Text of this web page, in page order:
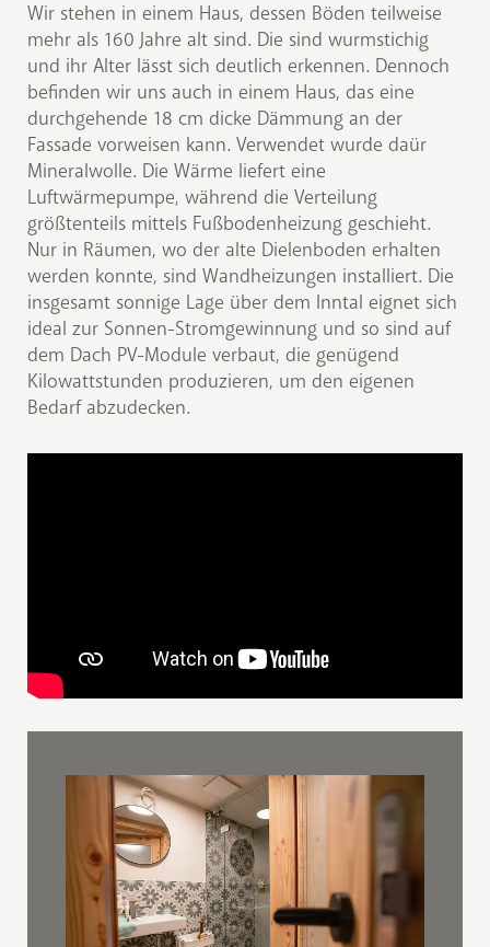
Wir stehen in einem Haus, dessen Böden teilweise
mehr als 160 Jahre alt sind. Die sind wurmstichig
und ihr Alter lässt sich deutlich erkennen. Dennoch
befinden wir uns auch in einem Haus, das eine
durchgehende 18 cm dicke Dämmung an der
Fassade vorweisen kann. Verwendet wurde daür
Mineralwolle. Die Wärme liefert eine
Luftwärmepumpe, während die Verteilung
größtenteils mittels Fußbodenheizung geschieht.
Nur in Räumen, wo der alte Dielenboden erhalten
werden konnte, sind Wandheizungen installiert. Die
insgesamt sonnige Lage über dem Inntal eignet sich
ideal zur Sonnen-Stromgewinnung und so sind auf
dem Dach PV-Module verbaut, die genügend
Kilowattstunden produzieren, um den eigenen
Bedarf abzudecken.